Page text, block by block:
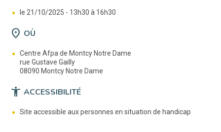
le 21/10/2025 - 13h30 à 16h30
location_on OÙ
Centre Afpa de Montcy Notre Dame
rue Gustave Gailly
08090 Montcy Notre Dame
accessibility_new ACCESSIBILITÉ
Site accessible aux personnes en situation de handicap